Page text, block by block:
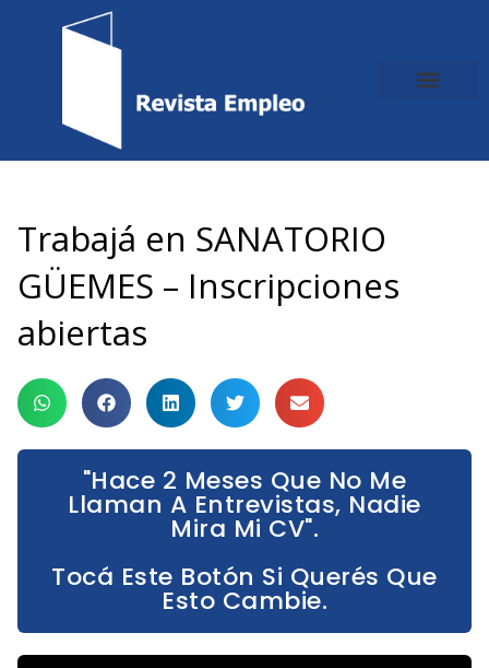
Trabajá en SANATORIO
GÜEMES – Inscripciones
abiertas
"Hace 2 Meses Que No Me
Llaman A Entrevistas, Nadie
Mira Mi CV".
Tocá Este Botón Si Querés Que
Esto Cambie.